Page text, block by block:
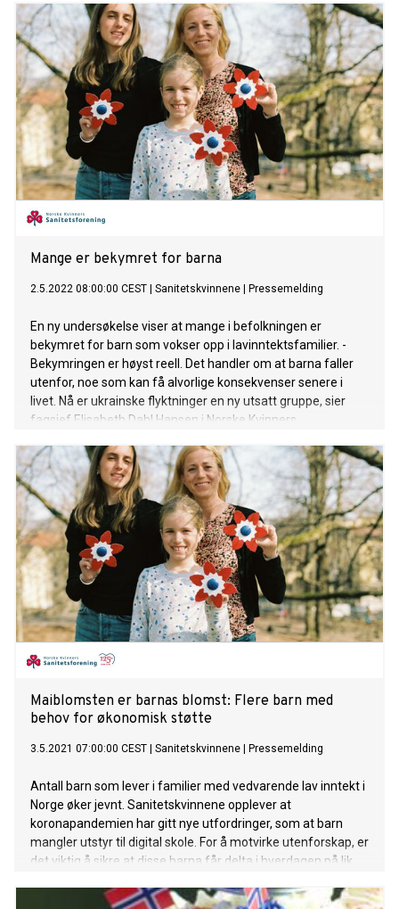
Mange er bekymret for barna
2.5.2022 08:00:00 CEST Sanitetskvinnene Pressemelding
En ny undersøkelse viser at mange i befolkningen er
bekymret for barn som vokser opp i lavinntektsfamilier. -
Bekymringen er høyst reell. Det handler om at barna faller
utenfor, noe som kan få alvorlige konsekvenser senere i
livet. Nå er ukrainske flyktninger en ny utsatt gruppe, sier
fagsjef Elisabeth Dahl Hansen i Norske Kvinners
Maiblomsten er barnas blomst: Flere barn med
behov for økonomisk støtte
3.5.2021 07:00:00 CEST Sanitetskvinnene Pressemelding
Antall barn som lever i familier med vedvarende lav inntekt i
Norge øker jevnt. Sanitetskvinnene opplever at
koronapandemien har gitt nye utfordringer, som at barn
mangler utstyr til digital skole. For å motvirke utenforskap, er
det viktig å sikre at disse barna får delta i hverdagen på lik